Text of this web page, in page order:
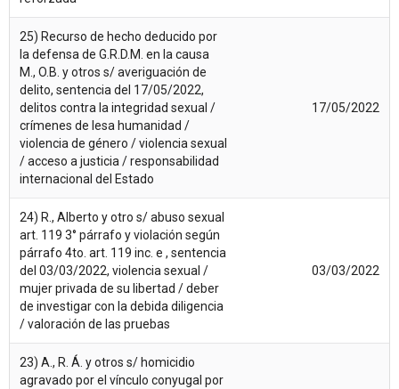
25) Recurso de hecho deducido por
la defensa de G.R.D.M. en la causa
M., O.B. y otros s/ averiguación de
delito, sentencia del 17/05/2022,
delitos contra la integridad sexual /
crímenes de lesa humanidad /
violencia de género / violencia sexual
/ acceso a justicia / responsabilidad
internacional del Estado
17/05/2022
24) R., Alberto y otro s/ abuso sexual 
art. 119 3° párrafo y violación según
párrafo 4to. art. 119 inc. e , sentencia
del 03/03/2022, violencia sexual /
mujer privada de su libertad / deber
de investigar con la debida diligencia
/ valoración de las pruebas
03/03/2022
23) A., R. Á. y otros s/ homicidio
agravado por el vínculo conyugal por